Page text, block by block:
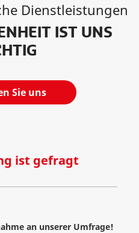
Dienstleistungen
IST UNS
Sie uns
ist gefragt
an unserer Umfrage!